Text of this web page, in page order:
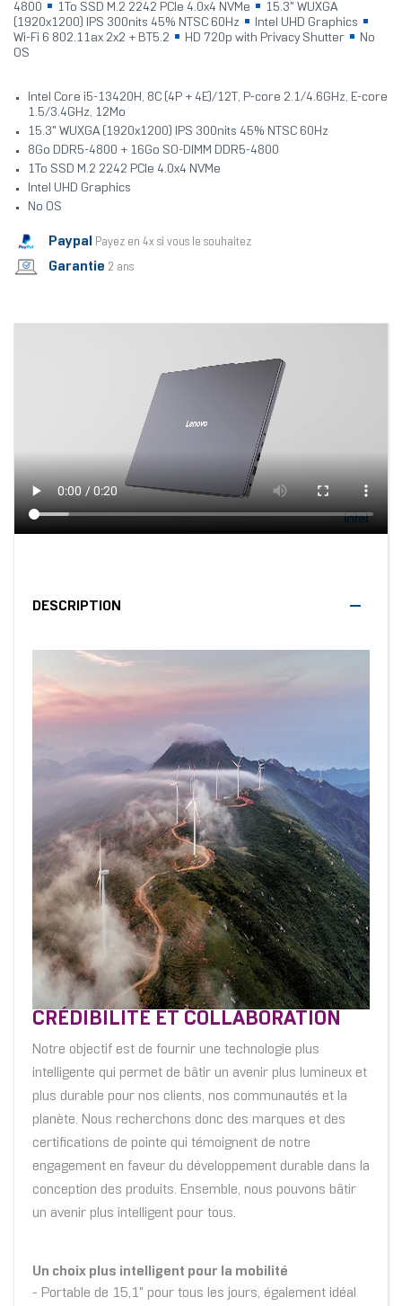
4800
1To SSD M.2 2242 PCIe 4.0x4 NVMe
15.3" WUXGA
(1920x1200) IPS 300nits 45% NTSC 60Hz
Intel UHD Graphics
Wi-Fi 6 802.11ax 2x2 + BT5.2
HD 720p with Privacy Shutter
No
OS
Intel Core i5-13420H, 8C (4P + 4E)/12T, P-core 2.1/4.6GHz, E-core
1.5/3.4GHz, 12Mo
15.3" WUXGA (1920x1200) IPS 300nits 45% NTSC 60Hz
8Go DDR5-4800 + 16Go SO-DIMM DDR5-4800
1To SSD M.2 2242 PCIe 4.0x4 NVMe
Intel UHD Graphics
No OS
Paypal Payez en 4x si vous le souhaitez
Garantie 2 ans
DESCRIPTION
CRÉDIBILITÉ ET COLLABORATION
Notre objectif est de fournir une technologie plus
intelligente qui permet de bâtir un avenir plus lumineux et
plus durable pour nos clients, nos communautés et la
planète. Nous recherchons donc des marques et des
certifications de pointe qui témoignent de notre
engagement en faveur du développement durable dans la
conception des produits. Ensemble, nous pouvons bâtir
un avenir plus intelligent pour tous.
Un choix plus intelligent pour la mobilité
- Portable de 15,1" pour tous les jours, également idéal